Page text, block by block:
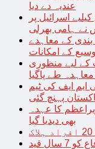
عندیہ دے دیا
اسرائیل پر
نے ہامی بھرلی
کے معاہدے
کے امکانات
کے لیے منظوری
طے پاگیا
ایم ایف کی ٹیم
پہنچ گئی
کا عہدہ
بھی دیدیا گیا
سال قید